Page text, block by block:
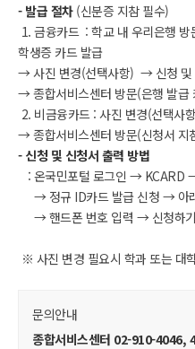
- 발급 절차(신분증 지참 필수)
1. 금융카드 : 학교 내 우리은행
학생증 카드 발급
→ 사진 변경(선택사항) → 신청 및
→ 종합서비스센터 방문(은행 발급
2. 비금융카드 : 사진 변경(선택
→ 종합서비스센터 방문(신청서 지
- 신청 및 신청서 출력 방법
: 온국민포털 로그인 → KCARD
→ 정규 ID카드 발급 신청 → 아
→ 핸드폰 번호 입력 → 신청하
※ 사진 변경 필요시 학과 또는 대
문의안내
종합서비스센터 02-910-4046,